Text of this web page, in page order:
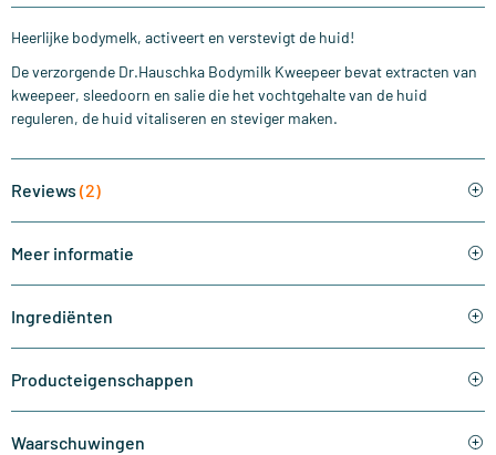
Heerlijke bodymelk, activeert en verstevigt de huid!
De verzorgende Dr.Hauschka Bodymilk Kweepeer bevat extracten van
kweepeer, sleedoorn en salie die het vochtgehalte van de huid
reguleren, de huid vitaliseren en steviger maken.
Reviews (2)
Meer informatie
Ingrediënten
Producteigenschappen
Waarschuwingen